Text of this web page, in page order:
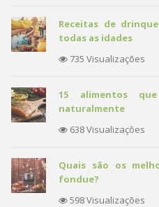
Receitas de
todas as idades
735 Visualizações
15 alimentos
naturalmente
638 Visualizações
Quais são os
fondue?
598 Visualizações